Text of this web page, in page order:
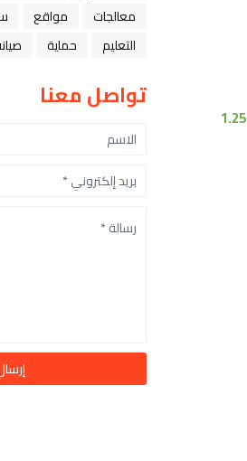
حجم مستشعر 1/2.9" حجم بكسل 1.25
معالجات
مواقع
التعليم
حماية
تواصل معنا